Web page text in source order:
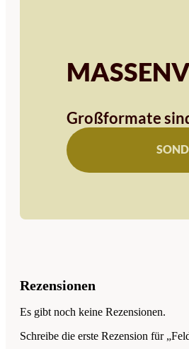
Großformate
Rezensionen
Es gibt noch keine Rezensionen.
Schreibe die erste Rezension für